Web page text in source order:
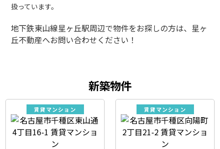
扱っています。
地下鉄東山線星ヶ丘駅周辺で物件をお探しの方は、星ヶ
丘不動産へお問い合わせください！
新築物件
賃貸マンション 賃貸マンション